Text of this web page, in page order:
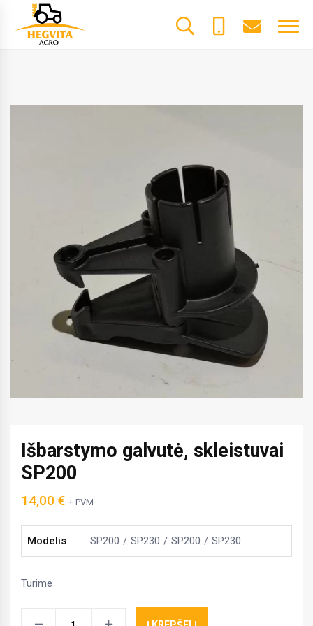
Išbarstymo galvutė, skleistuvai
SP200
14,00 € + PVM
Modelis SP200 SP230 SP200 SP230
Turime